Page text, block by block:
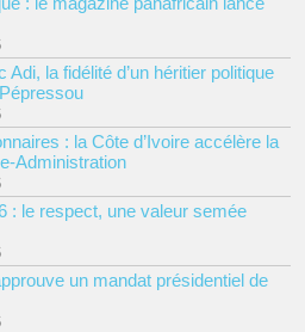
la fidélité d’un héritier politique
: la Côte d’Ivoire accélère la
Administration
: le respect, une valeur semée
un mandat présidentiel de